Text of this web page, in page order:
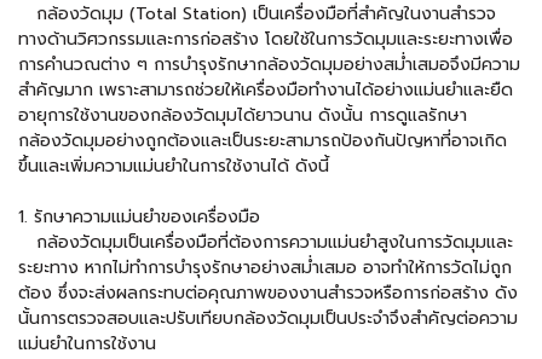
กล้องวัดมุม (Total Station) เป็นเครื่องมือที่สำคัญในงานสำรวจ
ทางด้านวิศวกรรมและการก่อสร้าง โดยใช้ในการวัดมุมและระยะทางเพื่อ
การคำนวณต่าง ๆ การบำรุงรักษากล้องวัดมุมอย่างสม่ำเสมอจึงมีความ
สำคัญมาก เพราะสามารถช่วยให้เครื่องมือทำงานได้อย่างแม่นยำและยืด
อายุการใช้งานของกล้องวัดมุมได้ยาวนาน ดังนั้น การดูแลรักษา
กล้องวัดมุมอย่างถูกต้องและเป็นระยะสามารถป้องกันปัญหาที่อาจเกิด
ขึ้นและเพิ่มความแม่นยำในการใช้งานได้ ดังนี้
1. รักษาความแม่นยำของเครื่องมือ
กล้องวัดมุมเป็นเครื่องมือที่ต้องการความแม่นยำสูงในการวัดมุมและ
ระยะทาง หากไม่ทำการบำรุงรักษาอย่างสม่ำเสมอ อาจทำให้การวัดไม่ถูก
ต้อง ซึ่งจะส่งผลกระทบต่อคุณภาพของงานสำรวจหรือการก่อสร้าง ดัง
นั้นการตรวจสอบและปรับเทียบกล้องวัดมุมเป็นประจำจึงสำคัญต่อความ
แม่นยำในการใช้งาน